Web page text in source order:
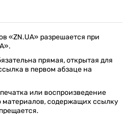
«ZN.UA» разрешается при
прямая, открытая для
в первом абзаце на
или воспроизведение
материалов, содержащих ссылку